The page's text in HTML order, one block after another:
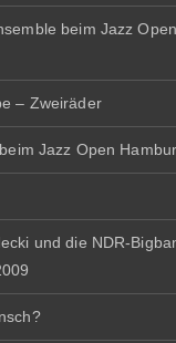
beim Jazz
– Zweiräder
Jazz Open
und die NDR-